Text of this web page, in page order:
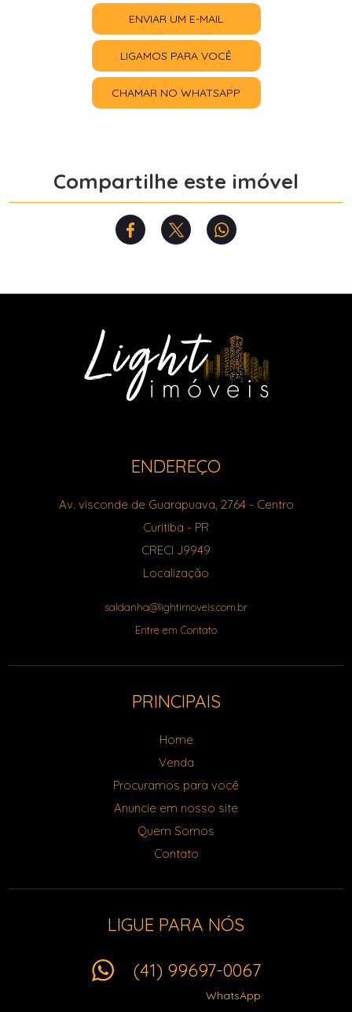
ENVIAR UM E-MAIL
LIGAMOS PARA VOCÊ
CHAMAR NO WHATSAPP
Compartilhe este imóvel
ENDEREÇO
Av. visconde de Guarapuava, 2764- Centro
Curitiba - PR
CRECI J9949
Localização
saldanha@lightimoveis.com.br
Entre em Contato
PRINCIPAIS
Home
Venda
Procuramos para você
Anuncie em nosso site
Quem Somos
Contato
LIGUE PARA NÓS
(41) 99697-0067
WhatsApp